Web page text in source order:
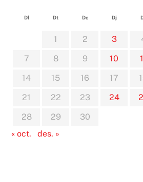
Dl Dt Dc Dj
1 2 3
7
8 9 10
14
15 16 17
21
22 23 24
28
29
30
« oct.
des. »